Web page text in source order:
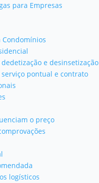
para Empresas
Condomínios
e desinsetização
pontual e contrato
o preço
logísticos